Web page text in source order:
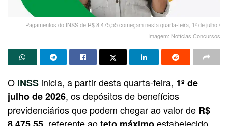
Pagamentos do INSS de R$ 8.475,55 começam nesta quarta-feira, 1º de julho./
Imagem: Notícias Concursos
O INSS inicia, a partir desta quarta-feira, 1º de
julho de 2026, os depósitos de benefícios
previdenciários que podem chegar ao valor de R$
referente ao
estabelecido